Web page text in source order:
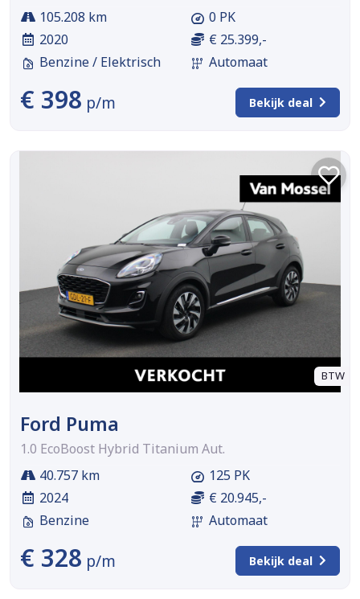
105.208 km
2020
Benzine / Elektrisch
0 PK
€ 25.399,-
Automaat
€ 398 p/m Bekijk deal
BTW
Ford Puma
1.0 EcoBoost Hybrid Titanium Aut.
40.757 km
2024
Benzine
125 PK
€ 20.945,-
Automaat
€ 328 p/m Bekijk deal